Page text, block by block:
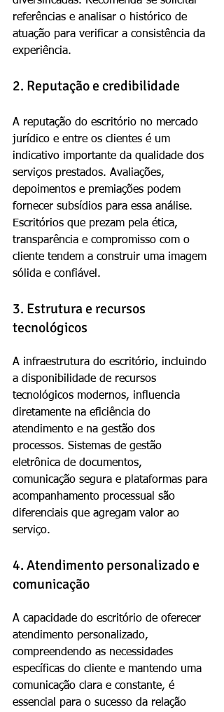
referências e analisar o histórico de
atuação para verificar a consistência da
experiência.
2. Reputação e credibilidade
A reputação do escritório no mercado
jurídico e entre os clientes é um
indicativo importante da qualidade dos
serviços prestados. Avaliações,
depoimentos e premiações podem
fornecer subsídios para essa análise.
Escritórios que prezam pela ética,
transparência e compromisso com o
cliente tendem a construir uma imagem
sólida e confiável.
3. Estrutura e recursos
tecnológicos
A infraestrutura do escritório, incluindo
a disponibilidade de recursos
tecnológicos modernos, influencia
diretamente na eficiência do
atendimento e na gestão dos
processos. Sistemas de gestão
eletrônica de documentos,
comunicação segura e plataformas para
acompanhamento processual são
diferenciais que agregam valor ao
serviço.
4. Atendimento personalizado e
comunicação
A capacidade do escritório de oferecer
atendimento personalizado,
compreendendo as necessidades
específicas do cliente e mantendo uma
comunicação clara e constante, é
essencial para o sucesso da relação